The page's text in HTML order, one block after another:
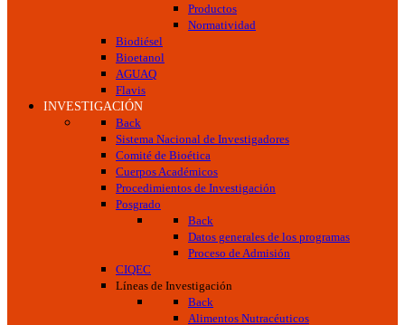
Productos
Normatividad
Biodiésel
Bioetanol
AGUAQ
Flavis
INVESTIGACIÓN
Back
Sistema Nacional de Investigadores
Comité de Bioética
Cuerpos Académicos
Procedimientos de Investigación
Posgrado
Back
Datos generales de los programas
Proceso de Admisión
CIQEC
Líneas de Investigación
Back
Alimentos Nutracéuticos